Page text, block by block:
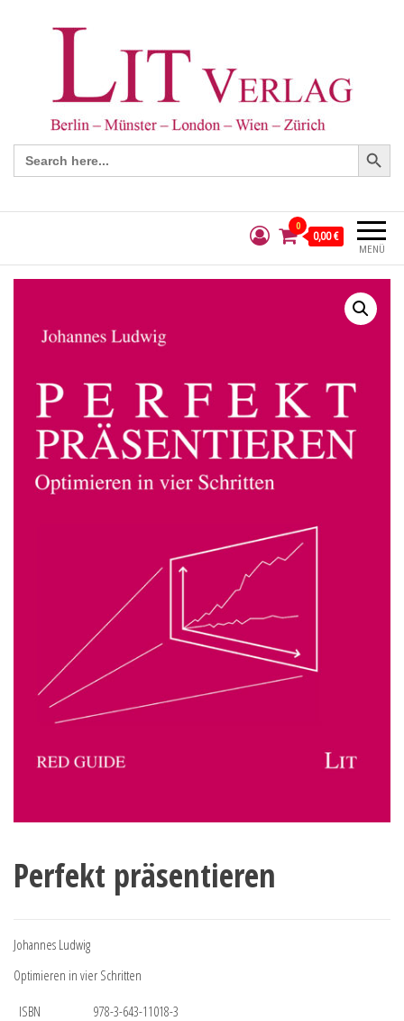
Search
for:
Search Button
MENÜ
0
0,00 €
Perfekt präsentieren
Johannes Ludwig
Optimieren in vier Schritten
ISBN
978-3-643-11018-3